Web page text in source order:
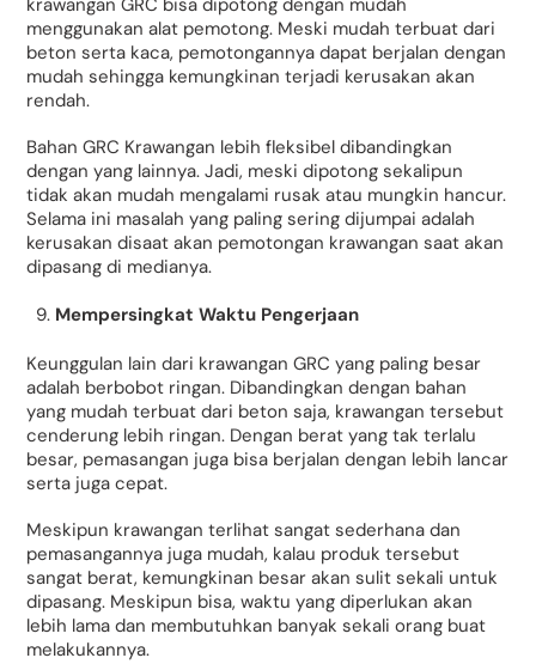
menggunakan alat pemotong. Meski mudah terbuat dari
beton serta kaca, pemotongannya dapat berjalan dengan
mudah sehingga kemungkinan terjadi kerusakan akan
rendah.
Bahan GRC Krawangan lebih fleksibel dibandingkan
dengan yang lainnya. Jadi, meski dipotong sekalipun
tidak akan mudah mengalami rusak atau mungkin hancur.
Selama ini masalah yang paling sering dijumpai adalah
kerusakan disaat akan pemotongan krawangan saat akan
dipasang di medianya.
Mempersingkat Waktu Pengerjaan
Keunggulan lain dari krawangan GRC yang paling besar
adalah berbobot ringan. Dibandingkan dengan bahan
yang mudah terbuat dari beton saja, krawangan tersebut
cenderung lebih ringan. Dengan berat yang tak terlalu
besar, pemasangan juga bisa berjalan dengan lebih lancar
serta juga cepat.
Meskipun krawangan terlihat sangat sederhana dan
pemasangannya juga mudah, kalau produk tersebut
sangat berat, kemungkinan besar akan sulit sekali untuk
dipasang. Meskipun bisa, waktu yang diperlukan akan
lebih lama dan membutuhkan banyak sekali orang buat
melakukannya.